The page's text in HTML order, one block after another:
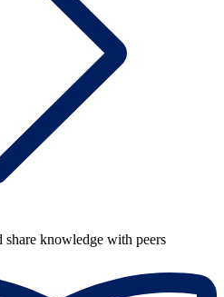
share knowledge with peers